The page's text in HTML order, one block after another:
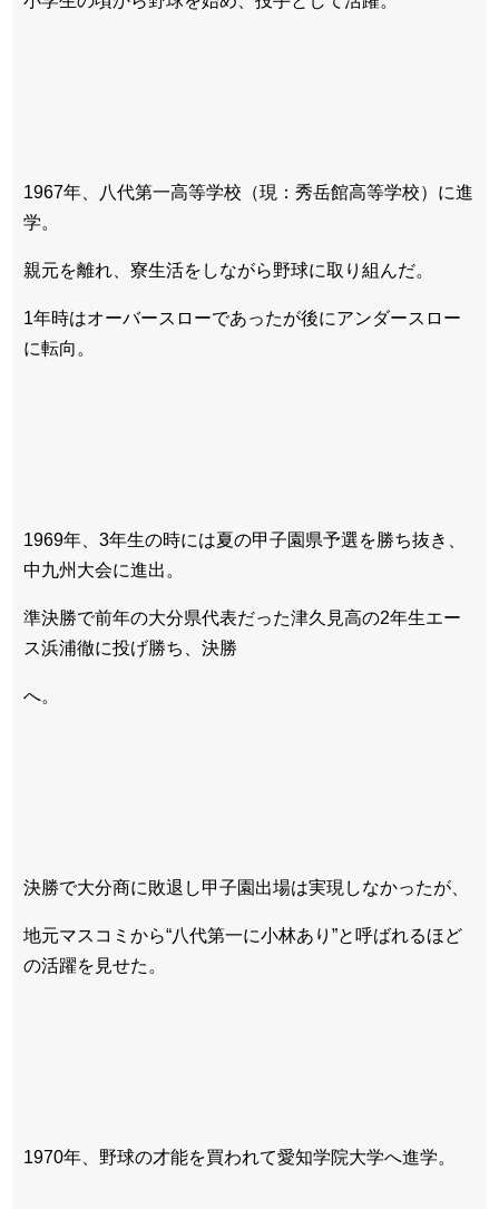
1967年、八代第一高等学校（現：秀岳館高等学校）に進
学。
親元を離れ、寮生活をしながら野球に取り組んだ。
1年時はオーバースローであったが後にアンダースロー
に転向。
1969年、3年生の時には夏の甲子園県予選を勝ち抜き、
中九州大会に進出。
準決勝で前年の大分県代表だった津久見高の2年生エー
ス浜浦徹に投げ勝ち、決勝
へ。
決勝で大分商に敗退し甲子園出場は実現しなかったが、
地元マスコミから“八代第一に小林あり”と呼ばれるほど
の活躍を見せた。
1970年、野球の才能を買われて愛知学院大学へ進学。